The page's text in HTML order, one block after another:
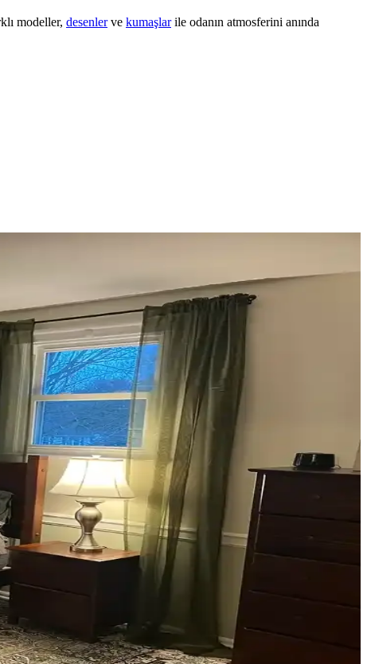
modeller, desenlerve kumaşlarile odanın atmosferini anında
mekanın estetik bütünlüğü sağlanır.
ve fonksiyonelliğini nasıl etkilediği inceleniyor.
verandanın atmosferini ve dış görünümünü güçlendirir.
atmosferini belirler.
teal rengini öne çıkarır, aksesuarlar ise denge oluşturur.
estetik sonuçlar elde edilir.
mekânın atmosferini zenginleştirir.